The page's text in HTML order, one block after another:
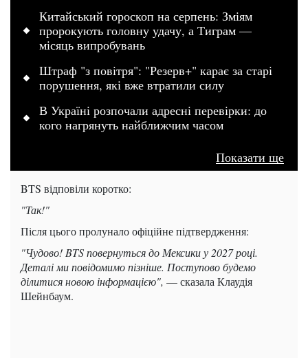
Китайський гороскоп на серпень: Зміям
пророкують головну удачу, а Тиграм —
місяць випробувань
Штраф "з повітря": "Резерв+" карає за старі
порушення, які вже втратили силу
В Україні розпочали адресні перевірки: до
кого нагрянуть найближчим часом
Показати ще
BTS відповіли коротко:
"Так!"
Після цього пролунало офіційне підтвердження:
"Чудово! BTS повернуться до Мексики у 2027 році.
Деталі ми повідомимо пізніше. Поступово будемо
ділитися новою інформацією", — сказала Клаудія
Шейнбаум.